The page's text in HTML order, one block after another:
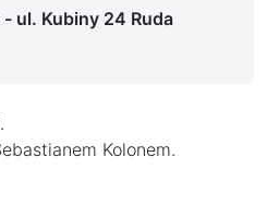
- ul. Kubiny 24 Ruda
Kolonem.